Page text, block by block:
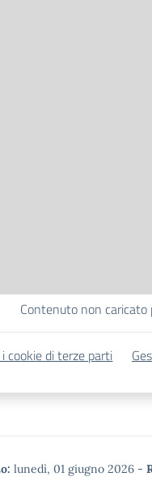
Contenuto non
cookie di terze parti
lunedì, 01 giugno 2026 -